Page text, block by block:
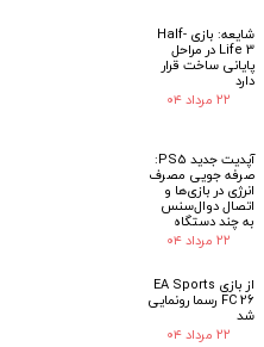
شایعه: بازی Half-
Life 3 در مراحل
پایانی ساخت قرار
دارد
۲۲ مرداد ۰۴
آپدیت جدید PS5:
صرفه جویی مصرف
انرژی در بازی‌ها و
اتصال دوال‌سنس
به چند دستگاه
۲۲ مرداد ۰۴
از بازی EA Sports
FC 26 رسما رونمایی
شد
۲۲ مرداد ۰۴